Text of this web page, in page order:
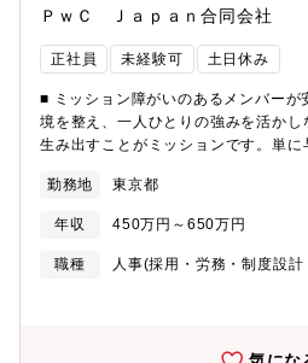
PwCTax（税理士法人）部門の2部門
考中にどちらかのポジションになるか
人事部門（Human Capital部）約270
チームに配属され業務を行ていただ
社後は採用業務を基盤として経験を積
クルーターとして、母集団形成から入
して遂行できる状態を目指していた
採用、定期採用、リクルートオペレー
内の他ファンクションへの異動など、
されています。【おすすめポイント
ＰｗＣ Ｊａｐａｎ合同会社
正社員 未経験可 土日休み
■ ミッション障がいのあるメンバーが
境を整え、一人ひとりの強みを活かし
生み出すことがミッションです。単に
改善策を考え実行していただきます
景PwC Japanでは、多様な人材が能
重要な経営テーマの一つとして掲げて
2016年に発足し、現在は300名以上
PwC Japan全体でも障がいのある方
ジションです。現在、チームリーダ
勤務地 東京都
年収 450万円～650万円
職種
人事(採用・労務・制度設計